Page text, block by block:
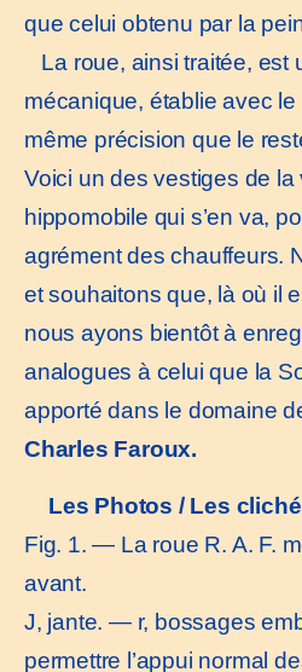
que celui obtenu par la
La roue, ainsi traitée, est
mécanique, établie avec
même précision que le
Voici un des vestiges de la
hippomobile qui s’en va,
agrément des chauffeurs.
et souhaitons que, là où il
nous ayons bientôt à
analogues à celui que la
apporté dans le domaine
Charles Faroux.
Les Photos / Les
Fig. 1. — La roue R. A. F.
avant.
J, jante. — r, bossages
permettre l’appui normal